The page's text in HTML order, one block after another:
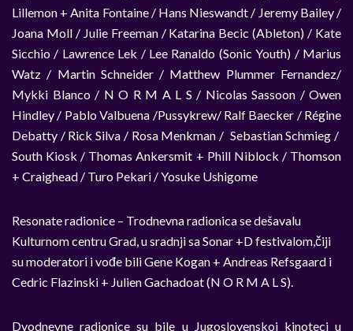
Lillemon + Anita Fontaine / Hans Nieswandt / Jeremy Bailey /
Joana Moll / Julie Freeman / Katarina Becic (Ableton) / Kate
Sicchio / Lawrence Lek / Lee Ranaldo (Sonic Youth) / Marius
Watz / Martin Schneider / Matthew Plummer Fernandez/
Mykki Blanco / N O R M A L S / Nicolas Sassoon / Owen
Hindley / Pablo Valbuena /Pussykrew/ Ralf Baecker / Régine
Debatty / Rick Silva / Rosa Menkman / Sebastian Schmieg /
South Kiosk / Thomas Ankersmit + Phill Niblock / Thomson
+ Craighead / Turo Pekari / Yosuke Ushigome
Resonate radionice – Trodnevna radionica se dešavalu
Kulturnom centru Grad, u sradnji sa Sonar +D festivalom,čiji
su moderatori i vođe bili Gene Kogan + Andreas Refsgaard i
Cedric Flazinski + Julien Gachadoat (N O R M A L S).
Dvodnevne radionice su bile u Jugoslovenskoj kinoteci u